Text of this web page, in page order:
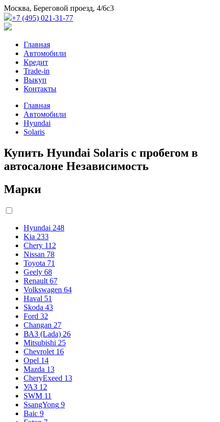
Москва, Береговой проезд, 4/6с3
+7 (495) 021-31-77
Главная
Автомобили
Кредит
Trade-in
Выкуп
Контакты
Главная
Автомобили
Hyundai
Solaris
Купить Hyundai Solaris с пробегом в
автосалоне Независимость
Марки
Hyundai 248
Kia 233
Chery 112
Nissan 78
Toyota 71
Geely 68
Renault 67
Volkswagen 64
Haval 51
Skoda 43
Ford 32
Changan 27
ВАЗ (Lada) 26
Mitsubishi 25
Chevrolet 16
Opel 14
Mazda 13
CheryExeed 13
УАЗ 12
SWM 11
SsangYong 9
Baic 9